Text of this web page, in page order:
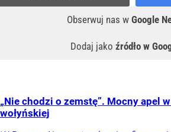
Obserwuj nas w Google
Dodaj jako źródło w
„Nie chodzi o zemstę”. Mocny apel
wołyńskiej